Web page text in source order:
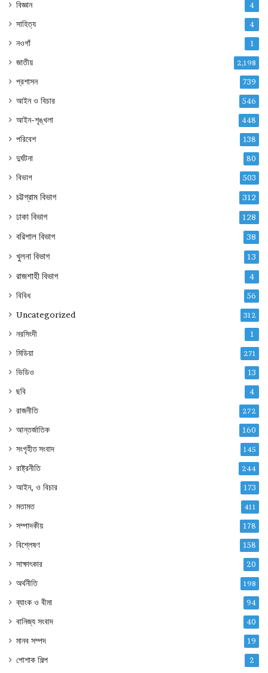
বিজ্ঞান 4
সাহিত্য 4
নওগাঁ 1
জাতীয় 2,198
প্রশাসন 739
আইন ও বিচার 546
আইন-শৃঙ্খলা 448
পরিবেশ 138
দুর্ঘটনা 80
বিভাগ 503
চট্টগ্রাম বিভাগ 312
ঢাকা বিভাগ 128
বরিশাল বিভাগ 38
খুলনা বিভাগ 13
রাজশাহী বিভাগ 4
বিবিধ 56
Uncategorized 312
নরসিংদী 1
মিডিয়া 271
ভিডিও 13
ছবি 4
রাজনীতি 272
আন্তর্জাতিক 160
সংগৃহীত সংবাদ 145
রাষ্ট্রনীতি 244
আইন, ও বিচার 173
মতামত 411
সম্পাদকীয় 178
বিশ্লেষণ 158
সাক্ষাৎকার 20
অর্থনীতি 198
ব্যাংক ও বীমা 94
বানিজ্য সংবাদ 40
মানব সম্পদ 19
পোশাক শিল্প 2